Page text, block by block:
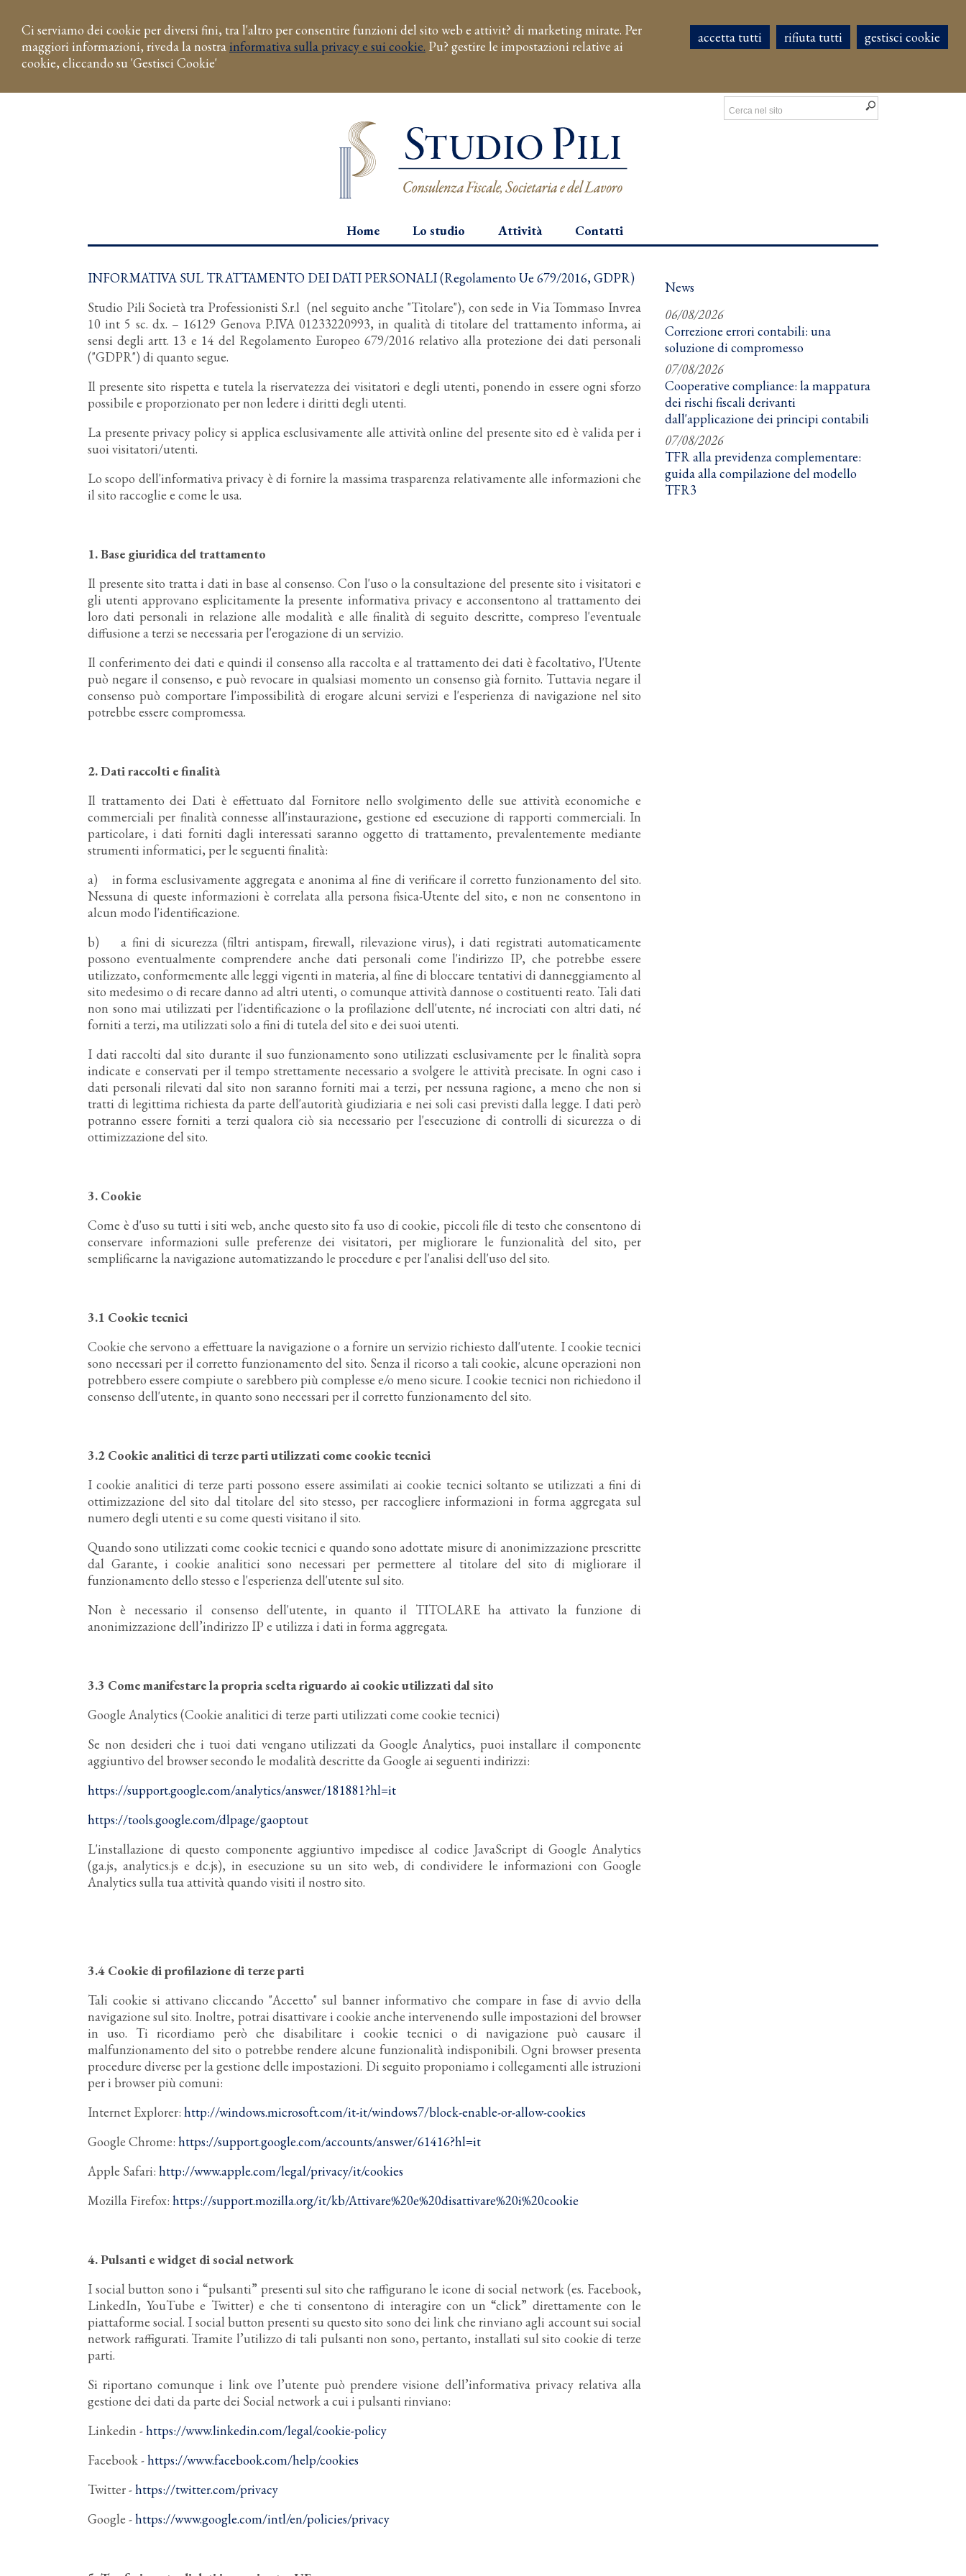
Ci serviamo dei cookie per diversi fini, tra l'altro per consentire funzioni del sito web e attivit? di marketing mirate. Per
maggiori informazioni, riveda la nostrainformativa sulla privacy e sui cookie. Pu? gestire le impostazioni relative ai
cookie, cliccando su 'Gestisci Cookie'
accetta tutti rifiuta tutti gestisci cookie
Home Lo studio Attività Contatti
INFORMATIVA SUL TRATTAMENTO DEI DATI PERSONALI (Regolamento Ue 679/2016, GDPR)
Studio Pili Società tra Professionisti S.r.l (nel seguito anche "Titolare"), con sede in Via Tommaso Invrea
10 int 5 sc. dx. – 16129 Genova P.IVA 01233220993, in qualità di titolare del trattamento informa, ai
sensi degli artt. 13 e 14 del Regolamento Europeo 679/2016 relativo alla protezione dei dati personali
("GDPR") di quanto segue.
Il presente sito rispetta e tutela la riservatezza dei visitatori e degli utenti, ponendo in essere ogni sforzo
possibile e proporzionato per non ledere i diritti degli utenti.
La presente privacy policy si applica esclusivamente alle attività online del presente sito ed è valida per i
suoi visitatori/utenti.
Lo scopo dell'informativa privacy è di fornire la massima trasparenza relativamente alle informazioni che
il sito raccoglie e come le usa.
1.Base giuridica del trattamento
Il presente sito tratta i dati in base al consenso. Con l'uso o la consultazione del presente sito i visitatori e
gli utenti approvano esplicitamente la presente informativa privacy e acconsentono al trattamento dei
loro dati personali in relazione alle modalità e alle finalità di seguito descritte, compreso l'eventuale
diffusione a terzi se necessaria per l'erogazione di un servizio.
Il conferimento dei dati e quindi il consenso alla raccolta e al trattamento dei dati è facoltativo, l'Utente
può negare il consenso, e può revocare in qualsiasi momento un consenso già fornito. Tuttavia negare il
consenso può comportare l'impossibilità di erogare alcuni servizi e l'esperienza di navigazione nel sito
potrebbe essere compromessa.
2.Dati raccolti e finalità
Il trattamento dei Dati è effettuato dal Fornitore nello svolgimento delle sue attività economiche e
commerciali per finalità connesse all'instaurazione, gestione ed esecuzione di rapporti commerciali. In
particolare, i dati forniti dagli interessati saranno oggetto di trattamento, prevalentemente mediante
strumenti informatici, per le seguenti finalità:
a) in forma esclusivamente aggregata e anonima al fine di verificare il corretto funzionamento del sito.
Nessuna di queste informazioni è correlata alla persona fisica-Utente del sito, e non ne consentono in
alcun modo l'identificazione.
b) a fini di sicurezza (filtri antispam, firewall, rilevazione virus), i dati registrati automaticamente
possono eventualmente comprendere anche dati personali come l'indirizzo IP, che potrebbe essere
utilizzato, conformemente alle leggi vigenti in materia, al fine di bloccare tentativi di danneggiamento al
sito medesimo o di recare danno ad altri utenti, o comunque attività dannose o costituenti reato. Tali dati
non sono mai utilizzati per l'identificazione o la profilazione dell'utente, né incrociati con altri dati, né
forniti a terzi, ma utilizzati solo a fini di tutela del sito e dei suoi utenti.
I dati raccolti dal sito durante il suo funzionamento sono utilizzati esclusivamente per le finalità sopra
indicate e conservati per il tempo strettamente necessario a svolgere le attività precisate. In ogni caso i
dati personali rilevati dal sito non saranno forniti mai a terzi, per nessuna ragione, a meno che non si
tratti di legittima richiesta da parte dell'autorità giudiziaria e nei soli casi previsti dalla legge. I dati però
potranno essere forniti a terzi qualora ciò sia necessario per l'esecuzione di controlli di sicurezza o di
ottimizzazione del sito.
3. Cookie
Come è d'uso su tutti i siti web, anche questo sito fa uso di cookie, piccoli file di testo che consentono di
conservare informazioni sulle preferenze dei visitatori, per migliorare le funzionalità del sito, per
semplificarne la navigazione automatizzando le procedure e per l'analisi dell'uso del sito.
3.1 Cookie tecnici
Cookie che servono a effettuare la navigazione o a fornire un servizio richiesto dall'utente. I cookie tecnici
sono necessari per il corretto funzionamento del sito. Senza il ricorso a tali cookie, alcune operazioni non
potrebbero essere compiute o sarebbero più complesse e/o meno sicure. I cookie tecnici non richiedono il
consenso dell'utente, in quanto sono necessari per il corretto funzionamento del sito.
3.2 Cookie analitici di terze parti utilizzati come cookie tecnici
I cookie analitici di terze parti possono essere assimilati ai cookie tecnici soltanto se utilizzati a fini di
ottimizzazione del sito dal titolare del sito stesso, per raccogliere informazioni in forma aggregata sul
numero degli utenti e su come questi visitano il sito.
Quando sono utilizzati come cookie tecnici e quando sono adottate misure di anonimizzazione prescritte
dal Garante, i cookie analitici sono necessari per permettere al titolare del sito di migliorare il
funzionamento dello stesso e l'esperienza dell'utente sul sito.
Non è necessario il consenso dell'utente, in quanto il TITOLARE ha attivato la funzione di
anonimizzazione dell’indirizzo IP e utilizza i dati in forma aggregata.
3.3 Come manifestare la propria scelta riguardo ai cookie utilizzati dal sito
Google Analytics (Cookie analitici di terze parti utilizzati come cookie tecnici)
Se non desideri che i tuoi dati vengano utilizzati da Google Analytics, puoi installare il componente
aggiuntivo del browser secondo le modalità descritte da Google ai seguenti indirizzi:
https://support.google.com/analytics/answer/181881?hl=it
https://tools.google.com/dlpage/gaoptout
L'installazione di questo componente aggiuntivo impedisce al codice JavaScript di Google Analytics
(ga.js, analytics.js e dc.js), in esecuzione su un sito web, di condividere le informazioni con Google
Analytics sulla tua attività quando visiti il nostro sito.
3.4 Cookie di profilazione di terze parti
Tali cookie si attivano cliccando "Accetto" sul banner informativo che compare in fase di avvio della
navigazione sul sito. Inoltre, potrai disattivare i cookie anche intervenendo sulle impostazioni del browser
in uso. Ti ricordiamo però che disabilitare i cookie tecnici o di navigazione può causare il
malfunzionamento del sito o potrebbe rendere alcune funzionalità indisponibili. Ogni browser presenta
procedure diverse per la gestione delle impostazioni. Di seguito proponiamo i collegamenti alle istruzioni
per i browser più comuni:
Internet Explorer: http://windows.microsoft.com/it-it/windows7/block-enable-or-allow-cookies
Google Chrome: https://support.google.com/accounts/answer/61416?hl=it
Apple Safari: http://www.apple.com/legal/privacy/it/cookies
Mozilla Firefox: https://support.mozilla.org/it/kb/Attivare%20e%20disattivare%20i%20cookie
4.Pulsanti e widget di social network
I social button sono i “pulsanti” presenti sul sito che raffigurano le icone di social network (es. Facebook,
LinkedIn, YouTube e Twitter) e che ti consentono di interagire con un “click” direttamente con le
piattaforme social. I social button presenti su questo sito sono dei link che rinviano agli account sui social
network raffigurati. Tramite l’utilizzo di tali pulsanti non sono, pertanto, installati sul sito cookie di terze
parti.
Si riportano comunque i link ove l’utente può prendere visione dell’informativa privacy relativa alla
gestione dei dati da parte dei Social network a cui i pulsanti rinviano:
Linkedin -https://www.linkedin.com/legal/cookie-policy
Facebook -https://www.facebook.com/help/cookies
Twitter -https://twitter.com/privacy
Google -https://www.google.com/intl/en/policies/privacy
News
06/08/2026
Correzione errori contabili: una
soluzione di compromesso
07/08/2026
Cooperative compliance: la mappatura
dei rischi fiscali derivanti
dall'applicazione dei principi contabili
07/08/2026
TFR alla previdenza complementare:
guida alla compilazione del modello
TFR3